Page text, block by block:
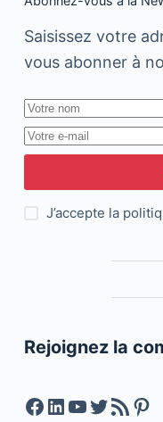
Saisissez votre
vous abonner à
J’accepte la
Rejoignez la
Facebook
LinkedIn
YouTube
Twitter
Feed RSS